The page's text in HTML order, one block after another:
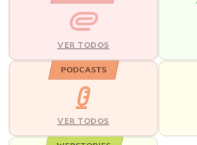
VER TODOS
PODCASTS
VER TODOS